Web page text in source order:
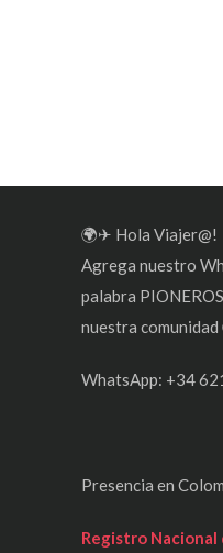
🌍✈ Hola Viajer@!
Agrega nuestro
palabra
nuestra comunidad
WhatsApp: +34
Presencia en
Registro Nacional